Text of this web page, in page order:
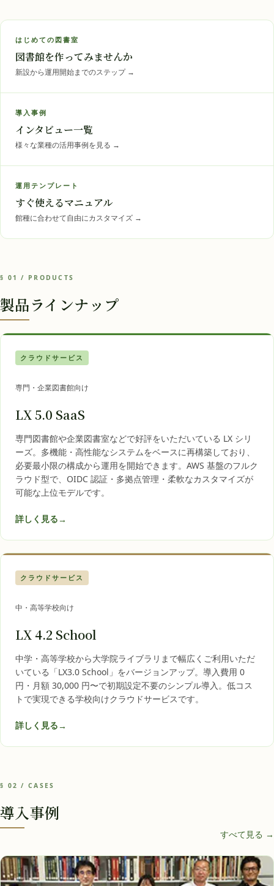
はじめての図書室
図書館を作ってみませんか
新設から運用開始までのステップ →
導入事例
インタビュー一覧
様々な業種の活用事例を見る →
運用テンプレート
すぐ使えるマニュアル
館種に合わせて自由にカスタマイズ →
§ 01 / PRODUCTS
製品ラインナップ
クラウドサービス
専門・企業図書館向け
LX 5.0 SaaS
専門図書館や企業図書室などで好評をいただいている LX シリ
ーズ。多機能・高性能なシステムをベースに再構築しており、
必要最小限の構成から運用を開始できます。AWS 基盤のフルク
ラウド型で、OIDC 認証・多拠点管理・柔軟なカスタマイズが
可能な上位モデルです。
詳しく見る→
クラウドサービス
中・高等学校向け
LX 4.2 School
中学・高等学校から大学院ライブラリまで幅広くご利用いただ
いている「LX3.0 School」をバージョンアップ。導入費用 0
円・月額 30,000 円〜で初期設定不要のシンプル導入。低コス
トで実現できる学校向けクラウドサービスです。
詳しく見る→
§ 02 / CASES
導入事例
すべて見る →